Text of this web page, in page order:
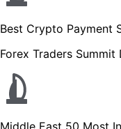
Best Crypto Payment
Forex Traders Summit
Middle East 50 Most